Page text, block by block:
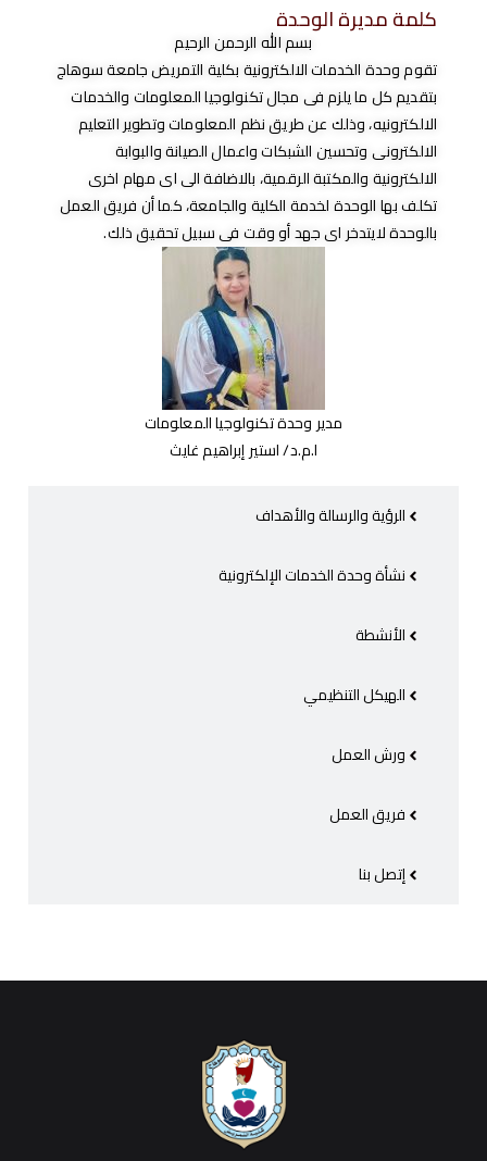
الرؤية والرسالة والأهداف
نشأة وحدة الخدمات الإلكترونية
الأنشطة
الهيكل التنظيمي
ورش العمل
فريق العمل
إتصل بنا
كلمة مديرة الوحدة
بسم الله الرحمن الرحيم
تقوم وحدة الخدمات الالكترونية بكلية التمريض جامعة سوهاج
بتقديم كل ما يلزم فى مجال تكنولوجيا المعلومات والخدمات
الالكترونيه، وذلك عن طريق نظم المعلومات وتطوير التعليم
الالكترونى وتحسين الشبكات واعمال الصيانة والبوابة
الالكترونية والمكتبة الرقمية، بالاضافة الى اى مهام اخرى
تكلف بها الوحدة لخدمة الكلية والجامعة، كما أن فريق العمل
بالوحدة لايتدخر اى جهد أو وقت فى سبيل تحقيق ذلك.
مدير وحدة تكنولوجيا المعلومات
ا.م.د/ استير إبراهيم غايث